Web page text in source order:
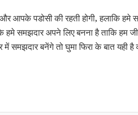
आपके पडोसी की रहती होगी, हलाकि हमे
हमे समझदार अपने लिए बनना है ताकि हम
समझदार बनेंगे तो घुमा फिरा के बात यही है